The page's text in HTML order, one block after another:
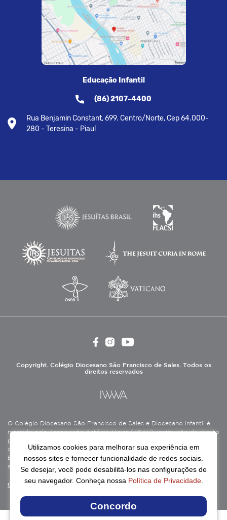
Educação Infantil
(86) 2107-4400
Rua Benjamin Constant, 699. Centro/Norte, Cep 64.000-
280 - Teresina - Piauí
Copyright. Colégio Diocesano São Francisco de Sales. Todos os
direitos reservados
O Colégio Diocesano São Francisco de Sales e Diocesano Infantil é
mantido pela Associação Antônio Vieira (ASAV), instituição de direito
privado sem fins lucrativos, filantrópica, de natureza educativa,
cultural, assistencial e beneficente, certificada como Entidade
Beneficente de Assistência Social (CEBAS), nas áreas de educação e
assistência social.
Continue lendo
Utilizamos cookies para melhorar sua experiência em
nossos sites e fornecer funcionalidade de redes sociais.
Se desejar, você pode desabilitá-los nas configurações de
seu navegador. Conheça nossa Política de Privacidade.
Concordo